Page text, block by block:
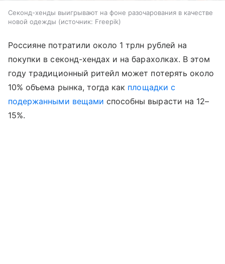
Секонд-хенды выигрывают на фоне разочарования в качестве
новой одежды
источник: Freepik
Россияне потратили около 1 трлн рублей на
покупки в секонд-хендах и на барахолках. В этом
году традиционный ритейл может потерять около
10% объема рынка, тогда как площадки с
подержанными вещами способны вырасти на 12–
15%.